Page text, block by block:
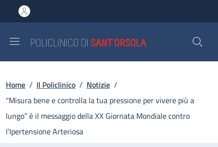
al contenuto principale
to footer content
Briciole di pane
Home / Il Policlinico / Notizie /
"Misura bene e controlla la tua pressione per vivere più a
lungo” è il messaggio della XX Giornata Mondiale contro
l’Ipertensione Arteriosa